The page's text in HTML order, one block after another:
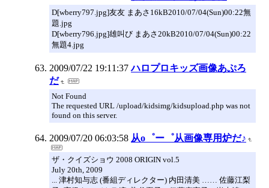
D[wberry797.jpg]友友 まあさ16kB2010/07/04(Sun)00:22無
題.jpg
D[wberry796.jpg]雄叫び まあさ20kB2010/07/04(Sun)00:22
無題4.jpg
2009/07/22 19:11:37 ハロプロキッズ画像あぷろ
だ
Not Found
The requested URL /upload/kidsimg/kidsupload.php was not
found on this server.
2009/07/20 06:03:58 从o゜ー゜从画像専用炉だ♪
ザ・クイズショウ 2008 ORIGIN vol.5
July 20th, 2009
... 津村知与志 (番組ディレクター) 内田清美 …… 佐藤江梨